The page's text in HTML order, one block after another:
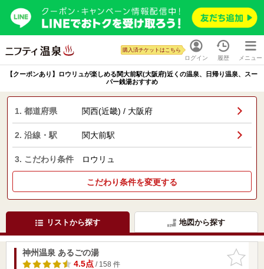
ログイン
購入済チケットはこちら
履歴 メニュー
【クーポンあり】ロウリュが楽しめる関大前駅(大阪府)近くの温泉、日帰り温泉、スー
パー銭湯おすすめ
1. 都道府県 関西(近畿) / 大阪府
2. 沿線・駅 関大前駅
3. こだわり条件 ロウリュ
こだわり条件を変更する
リストから探す 地図から探す
お気に入
りに追加
神州温泉 あるごの湯
4.5点/ 158 件